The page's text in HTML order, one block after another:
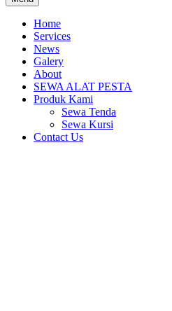
Home
Services
News
Galery
About
SEWA ALAT PESTA
Produk Kami
Sewa Tenda
Sewa Kursi
Contact Us